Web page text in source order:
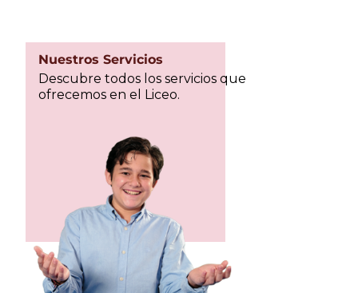
Nuestros Servicios
Descubre todos los servicios que
ofrecemos en el Liceo.